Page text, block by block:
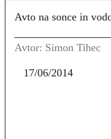
Avto na sonce in
Avtor: Simon Tihec
17/06/2014